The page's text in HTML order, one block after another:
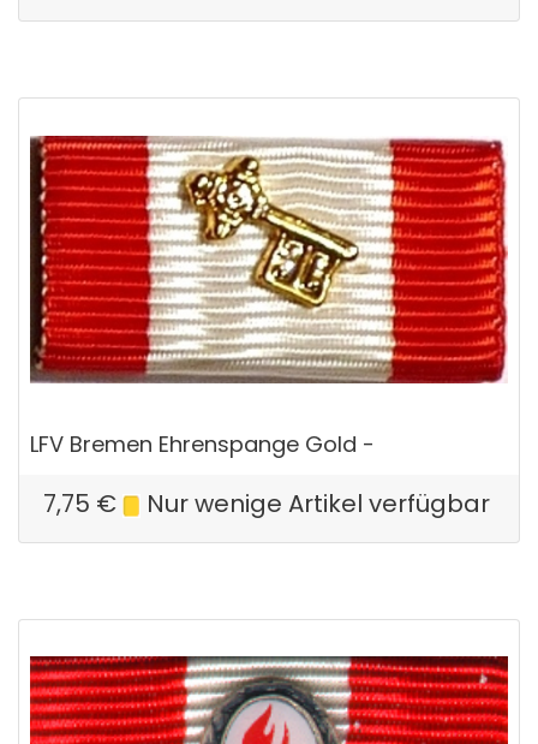
LFV Bremen Ehrenspange Gold -
7,75 € Nur wenige Artikel verfügbar